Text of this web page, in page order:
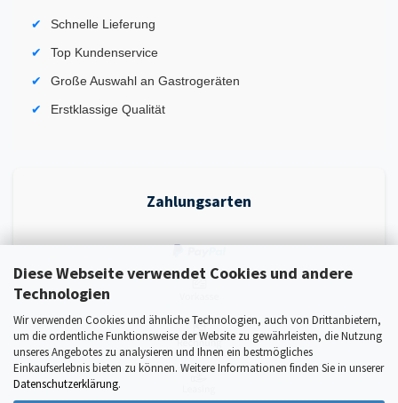
Diese Webseite verwendet Cookies und andere
Technologien
Wir verwenden Cookies und ähnliche Technologien, auch von Drittanbietern,
um die ordentliche Funktionsweise der Website zu gewährleisten, die Nutzung
unseres Angebotes zu analysieren und Ihnen ein bestmögliches
Einkaufserlebnis bieten zu können. Weitere Informationen finden Sie in unserer
Datenschutzerklärung.
Schnelle Lieferung
Top Kundenservice
Große Auswahl an Gastrogeräten
Erstklassige Qualität
Zahlungsarten